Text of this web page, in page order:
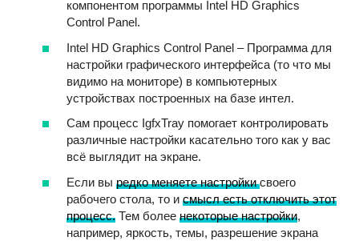
компонентом программы Intel HD Graphics
Control Panel.
Intel HD Graphics Control Panel – Программа для
настройки графического интерфейса (то что мы
видимо на мониторе) в компьютерных
устройствах построенных на базе интел.
Сам процесс IgfxTray помогает контролировать
различные настройки касательно того как у вас
всё выглядит на экране.
Если вы редко меняете настройкисвоего
рабочего стола, то и смысл есть отключить этот
процесс. Тем более некоторые настройки,
например, яркость, темы, разрешение экрана